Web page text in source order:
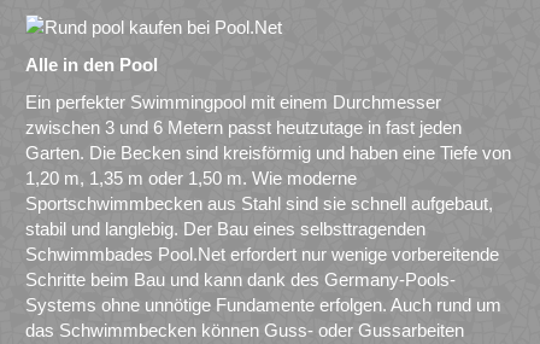
Alle in den Pool
Ein perfekter Swimmingpool mit einem Durchmesser
zwischen 3 und 6 Metern passt heutzutage in fast jeden
Garten. Die Becken sind kreisförmig und haben eine Tiefe von
1,20 m, 1,35 m oder 1,50 m. Wie moderne
Sportschwimmbecken aus Stahl sind sie schnell aufgebaut,
stabil und langlebig. Der Bau eines selbsttragenden
Schwimmbades Pool.Net erfordert nur wenige vorbereitende
Schritte beim Bau und kann dank des Germany-Pools-
Systems ohne unnötige Fundamente erfolgen. Auch rund um
das Schwimmbecken können Guss- oder Gussarbeiten